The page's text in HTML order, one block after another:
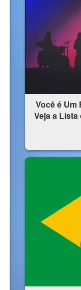
Você é Um
Veja a